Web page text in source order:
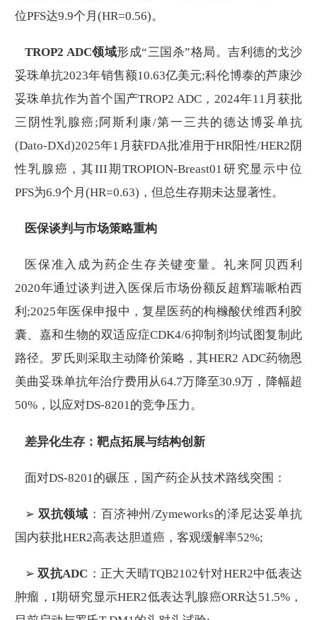
位PFS达9.9个月(HR=0.56)。
TROP2 ADC领域形成“三国杀”格局。吉利德的戈沙
妥珠单抗2023年销售额10.63亿美元;科伦博泰的芦康沙
妥珠单抗作为首个国产TROP2 ADC，2024年11月获批
三阴性乳腺癌;阿斯利康/第一三共的德达博妥单抗
(Dato-DXd)2025年1月获FDA批准用于HR阳性/HER2阴
性乳腺癌，其III期TROPION-Breast01研究显示中位
PFS为6.9个月(HR=0.63)，但总生存期未达显著性。
医保谈判与市场策略重构
医保准入成为药企生存关键变量。礼来阿贝西利
2020年通过谈判进入医保后市场份额反超辉瑞哌柏西
利;2025年医保申报中，复星医药的枸橼酸伏维西利胶
囊、嘉和生物的双适应症CDK4/6抑制剂均试图复制此
路径。罗氏则采取主动降价策略，其HER2 ADC药物恩
美曲妥珠单抗年治疗费用从64.7万降至30.9万，降幅超
50%，以应对DS-8201的竞争压力。
差异化生存：靶点拓展与结构创新
面对DS-8201的碾压，国产药企从技术路线突围：
➢ 双抗领域 ：百济神州/Zymeworks的泽尼达妥单抗
国内获批HER2高表达胆道癌，客观缓解率52%;
➢双抗ADC ：正大天晴TQB2102针对HER2中低表达
肿瘤，I期研究显示HER2低表达乳腺癌ORR达51.5%，